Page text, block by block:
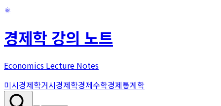
⚛
경제학 강의 노트
Economics Lecture Notes
미시경제학거시경제학경제수학경제통계학